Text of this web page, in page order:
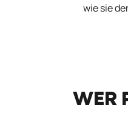
wie sie
WER